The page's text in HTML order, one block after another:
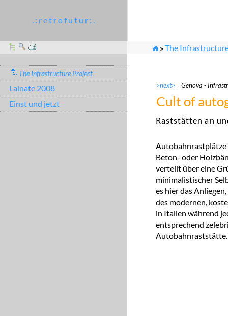
. : r e t r o f u t u r : .
»The
The Infrastructure Project
Lainate 2008
Einst und jetzt
>next> Genova -
Cult of
Raststätten an
Autobahnrastplätze
Beton- oder
verteilt über eine
minimalistischer
es hier das
des modernen,
in Italien während
entsprechend
Autobahnraststätte.